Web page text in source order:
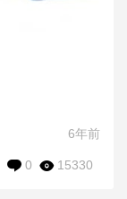
6年前
15330
0